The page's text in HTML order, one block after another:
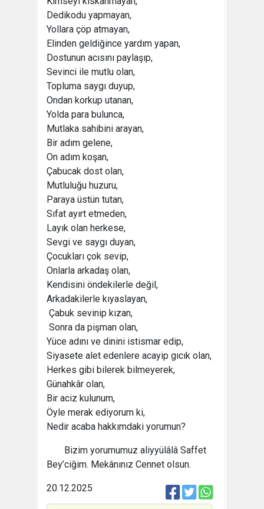
Dedikodu yapmayan,
Yollara çöp atmayan,
Elinden geldiğince yardım yapan,
Dostunun acısını paylaşıp,
Sevinci ile mutlu olan,
Topluma saygı duyup,
Ondan korkup utanan,
Yolda para bulunca,
Mutlaka sahibini arayan,
Bir adım gelene,
On adım koşan,
Çabucak dost olan,
Mutluluğu huzuru,
Paraya üstün tutan,
Sıfat ayırt etmeden,
Layık olan herkese,
Sevgi ve saygı duyan,
Çocukları çok sevip,
Onlarla arkadaş olan,
Kendisini öndekilerle değil,
Arkadakilerle kıyaslayan,
Çabuk sevinip kızan,
Sonra da pişman olan,
Yüce adını ve dinini istismar edip,
Siyasete alet edenlere acayip gıcık olan,
Herkes gibi bilerek bilmeyerek,
Günahkâr olan,
Bir aciz kulunum,
Öyle merak ediyorum ki,
Nedir acaba hakkımdaki yorumun?
Bizim yorumumuz aliyyülâlâ Saffet
Bey’ciğim. Mekânınız Cennet olsun.
20.12.2025